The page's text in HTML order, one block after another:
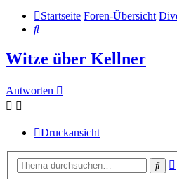
Startseite Foren-Übersicht
Suche
Witze über Kellner
Antworten
Druckansicht